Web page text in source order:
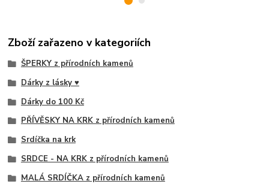
Zboží zařazeno v kategoriích
ŠPERKY z přírodních kamenů
Dárky z lásky ♥
Dárky do 100 Kč
PŘÍVĚSKY NA KRK z přírodních kamenů
Srdíčka na krk
SRDCE - NA KRK z přírodních kamenů
MALÁ SRDÍČKA z přírodních kamenů